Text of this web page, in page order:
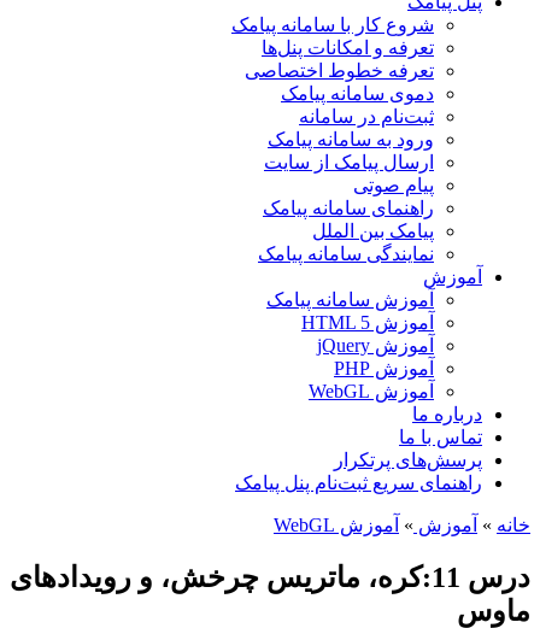
شروع کار با سامانه پيامک
تعرفه و امکانات پنل‌ها
تعرفه خطوط اختصاصی
دموی سامانه پیامک
ثبت‌نام در سامانه
ورود به سامانه پيامک
ارسال پيامک از سايت
پیام صوتی
راهنمای سامانه پیامک
پیامک بین الملل
نمایندگی سامانه پیامک
آموزش
آموزش سامانه پیامک
آموزش HTML 5
آموزش jQuery
آموزش PHP
آموزش WebGL
درباره ما
تماس با ما
پرسش‌های پرتکرار
راهنمای سریع ثبت‌نام پنل پیامک
خانه » آموزش » آموزش WebGL
درس 11:کره، ماتریس چرخش، و رویدادهای
ماوس